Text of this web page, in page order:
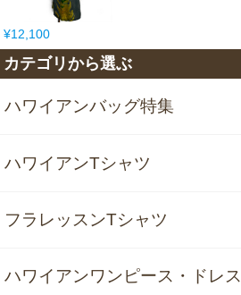
¥12,100
カテゴリから選ぶ
ハワイアンバッグ特集
ハワイアンTシャツ
フラレッスンTシャツ
ハワイアンワンピース・ドレス